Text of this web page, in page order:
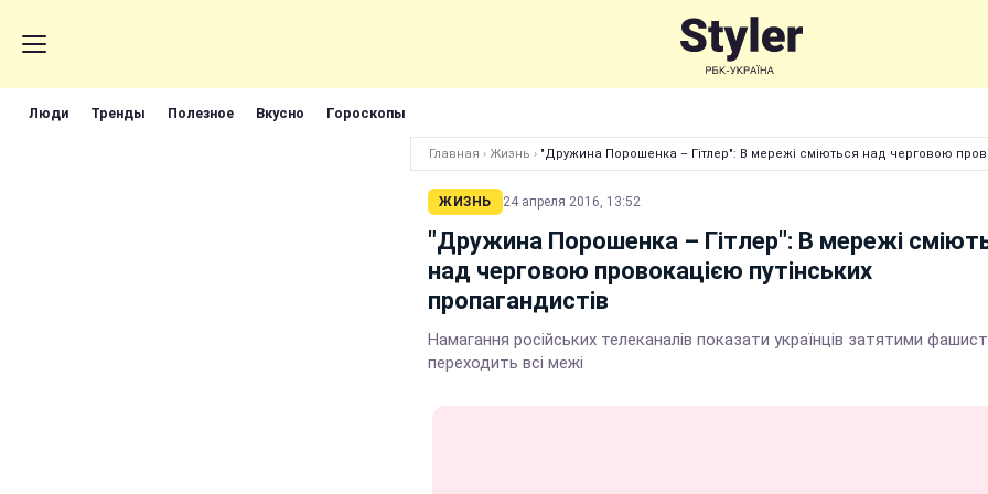
Люди Тренды Полезное Вкусно Гороскопы
Главная › Жизнь › "Дружина Порошенка – Гітлер": В мережі сміються над черговою
ЖИЗНЬ 24 апреля 2016, 13:52
"Дружина Порошенка – Гітлер": В мережі
над черговою провокацією путінських
пропагандистів
Намагання російських телеканалів показати українців затятими
переходить всі межі